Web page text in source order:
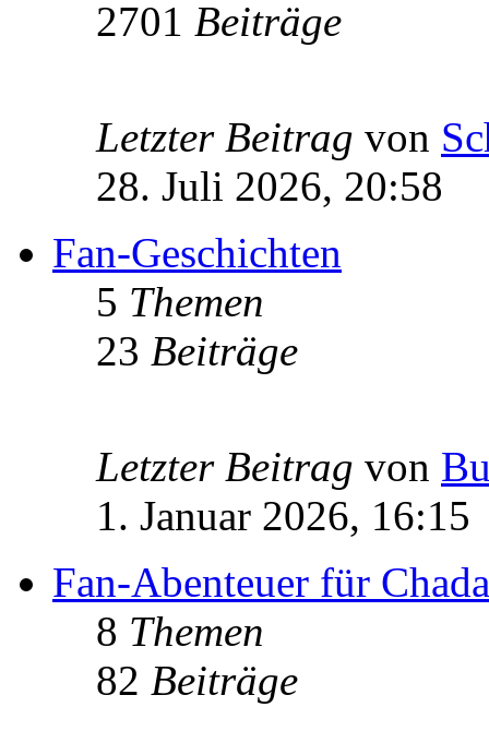
2701 Beiträge
Letzter Beitrag von
28. Juli 2026, 20:58
Fan-Geschichten
5 Themen
23 Beiträge
Letzter Beitrag von
1. Januar 2026, 16:15
Fan-Abenteuer für
8 Themen
82 Beiträge